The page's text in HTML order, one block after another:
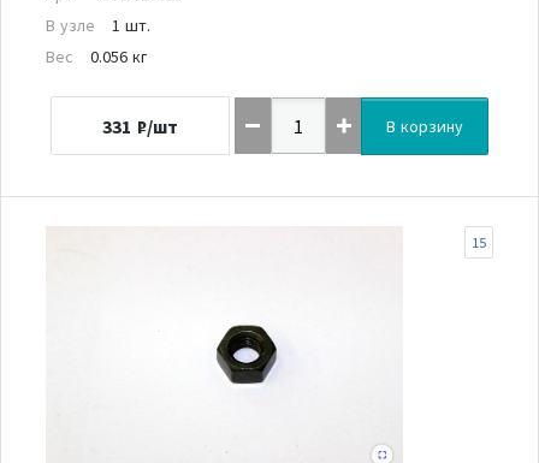
В узле
1 шт.
Вес
0.056 кг
331 ₽/шт В корзину
15